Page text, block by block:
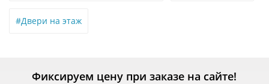
#Двери на этаж
Фиксируем цену при заказе на сайте!